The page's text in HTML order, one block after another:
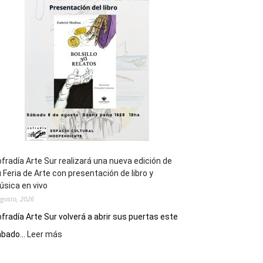
general
de
los
Juegos
Epade
2027
Arte Sur realizará una nueva edición de
Feria de Arte con presentación de libro y
en vivo
2026
Arte Sur volverá a abrir sus puertas este
Leer más